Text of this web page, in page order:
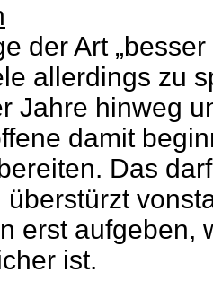
der Art
allerdings zu
Jahre hinweg
damit
Das
erst aufgeben,
ist.